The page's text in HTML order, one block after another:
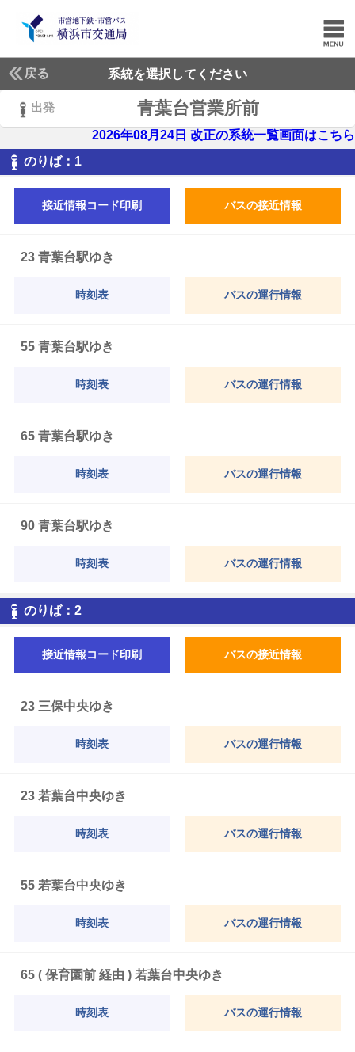
戻る 系統を選択してください
出発 青葉台営業所前
2026年08月24日 改正の系統一覧画面はこちら
のりば： 1
接近情報コード印刷 バスの接近情報
23 青葉台駅ゆき
時刻表 バスの運行情報
55 青葉台駅ゆき
時刻表 バスの運行情報
65 青葉台駅ゆき
時刻表 バスの運行情報
90 青葉台駅ゆき
時刻表 バスの運行情報
のりば： 2
接近情報コード印刷 バスの接近情報
23 三保中央ゆき
時刻表 バスの運行情報
23 若葉台中央ゆき
時刻表 バスの運行情報
55 若葉台中央ゆき
時刻表 バスの運行情報
65 ( 保育園前 経由 ) 若葉台中央ゆき
時刻表 バスの運行情報